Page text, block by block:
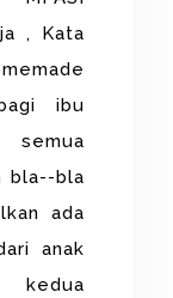
, Kata
ibu
bla--bla
ada
anak
kedua